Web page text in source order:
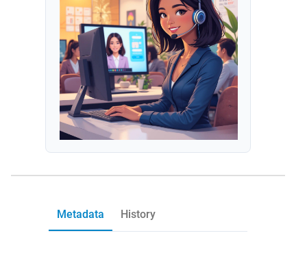
Metadata History